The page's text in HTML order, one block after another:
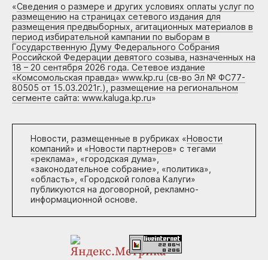
«Сведения о размере и других условиях оплаты услуг по
размещению на страницах сетевого издания для
размещения предвыборных, агитационных материалов в
период избирательной кампании по выборам в
Государственную Думу Федерального Собрания
Российской Федерации девятого созыва, назначенных на
18 – 20 сентября 2026 года. Сетевое издание
«Комсомольская правда» www.kp.ru (св-во Эл № ФС77-
80505 от 15.03.2021г.), размещение на региональном
сегменте сайта: www.kaluga.kp.ru»
Новости, размещенные в рубриках «Новости
компаний» и «Новости партнеров» с тегами
«реклама», «городская дума»,
«законодательное собрание», «политика»,
«область», «Городской голова Калуги»
публикуются на договорной, рекламно-
информационной основе.